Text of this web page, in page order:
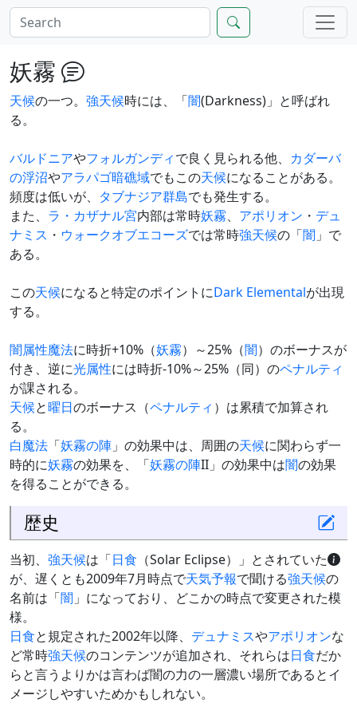
妖霧
天候の一つ。 強天候時には、「闇(Darkness)」と呼ばれ
る。
バルドニアやフォルガンディで良く見られる他、 カダーバ
の浮沼やアラパゴ暗礁域でもこの天候になることがある。
頻度は低いが、 タブナジア群島でも発生する。
また、 ラ・カザナル宮内部は常時妖霧、 アポリオン ・ デュ
ナミス ・ ウォークオブエコーズでは常時強天候の「闇 」で
ある。
この天候になると特定のポイントにDark Elementalが出現
する。
闇属性魔法に時折+10%（妖霧）～25%（闇）のボーナスが
付き、逆に光属性には時折-10%～25%（同）のペナルティ
が課される。
天候と曜日のボーナス（ペナルティ ）は累積で加算され
る。
白魔法 「妖霧の陣 」の効果中は、周囲の天候に関わらず一
時的に妖霧の効果を、「妖霧の陣II」の効果中は闇の効果
を得ることができる。
歴史
当初、 強天候は「日食 （Solar Eclipse）」とされていた
が、遅くとも2009年7月時点で天気予報で聞ける強天候の
名前は「闇 」になっており、どこかの時点で変更された模
様。
日食と規定された2002年以降、 デュナミスやアポリオンな
ど常時強天候のコンテンツが追加され、それらは日食だか
らと言うよりかは言わば闇の力の一層濃い場所であるとイ
メージしやすいためかもしれない。